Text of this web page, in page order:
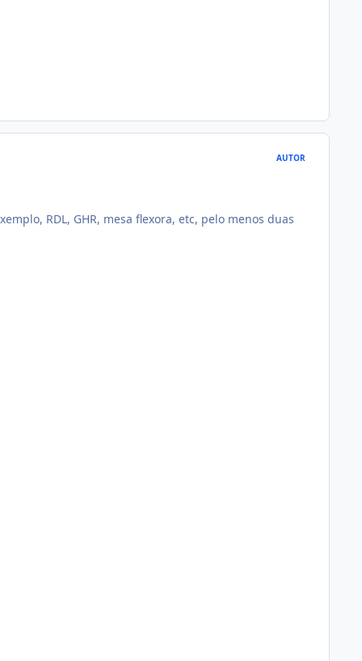
AUTOR
RDL, GHR, mesa flexora, etc, pelo menos duas